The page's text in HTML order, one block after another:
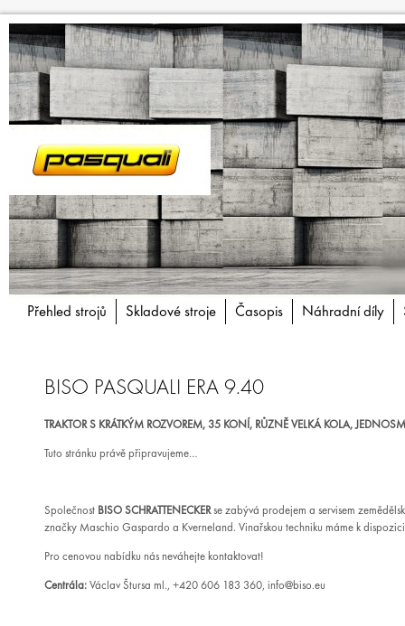
Přehled strojů Skladové stroje Časopis Náhradní díly
BISO PASQUALI ERA 9.40
TRAKTOR S KRÁTKÝM ROZVOREM, 35 KONÍ, RŮZNĚ VELKÁ KOLA,
Tuto stránku právě připravujeme…
Společnost BISO SCHRATTENECKERse zabývá prodejem a servisem
značky Maschio Gaspardo a Kverneland. Vinařskou techniku máme k
Pro cenovou nabídku nás neváhejte kontaktovat!
Centrála: Václav Štursa ml., +420 606 183 360, info@biso.eu